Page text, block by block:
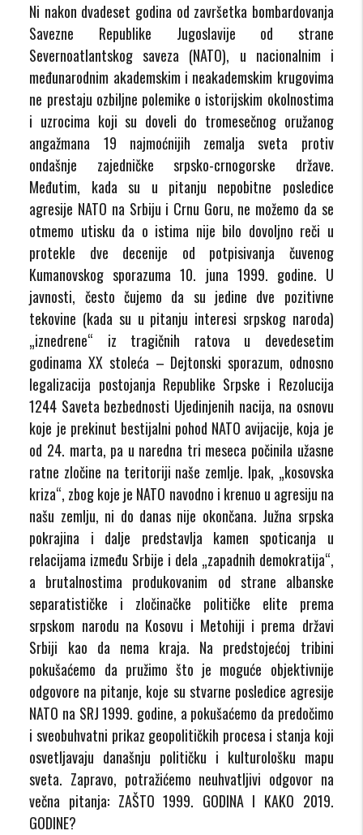
Ni nakon dvadeset godina od završetka bombardovanja
Savezne Republike Jugoslavije od strane
Severnoatlantskog saveza (NATO), u nacionalnim i
međunarodnim akademskim i neakademskim krugovima
ne prestaju ozbiljne polemike o istorijskim okolnostima
i uzrocima koji su doveli do tromesečnog oružanog
angažmana 19 najmoćnijih zemalja sveta protiv
ondašnje zajedničke srpsko-crnogorske države.
Međutim, kada su u pitanju nepobitne posledice
agresije NATO na Srbiju i Crnu Goru, ne možemo da se
otmemo utisku da o istima nije bilo dovoljno reči u
protekle dve decenije od potpisivanja čuvenog
Kumanovskog sporazuma 10. juna 1999. godine. U
javnosti, često čujemo da su jedine dve pozitivne
tekovine (kada su u pitanju interesi srpskog naroda)
„iznedrene“ iz tragičnih ratova u devedesetim
godinama XX stoleća – Dejtonski sporazum, odnosno
legalizacija postojanja Republike Srpske i Rezolucija
1244 Saveta bezbednosti Ujedinjenih nacija, na osnovu
koje je prekinut bestijalni pohod NATO avijacije, koja je
od 24. marta, pa u naredna tri meseca počinila užasne
ratne zločine na teritoriji naše zemlje. Ipak, „kosovska
kriza“, zbog koje je NATO navodno i krenuo u agresiju na
našu zemlju, ni do danas nije okončana. Južna srpska
pokrajina i dalje predstavlja kamen spoticanja u
relacijama između Srbije i dela „zapadnih demokratija“,
a brutalnostima produkovanim od strane albanske
separatističke i zločinačke političke elite prema
srpskom narodu na Kosovu i Metohiji i prema državi
Srbiji kao da nema kraja. Na predstojećoj tribini
pokušaćemo da pružimo što je moguće objektivnije
odgovore na pitanje, koje su stvarne posledice agresije
NATO na SRJ 1999. godine, a pokušaćemo da predočimo
i sveobuhvatni prikaz geopolitičkih procesa i stanja koji
osvetljavaju današnju političku i kulturološku mapu
sveta. Zapravo, potražićemo neuhvatljivi odgovor na
večna pitanja: ZAŠTO 1999. GODINA I KAKO 2019.
GODINE?